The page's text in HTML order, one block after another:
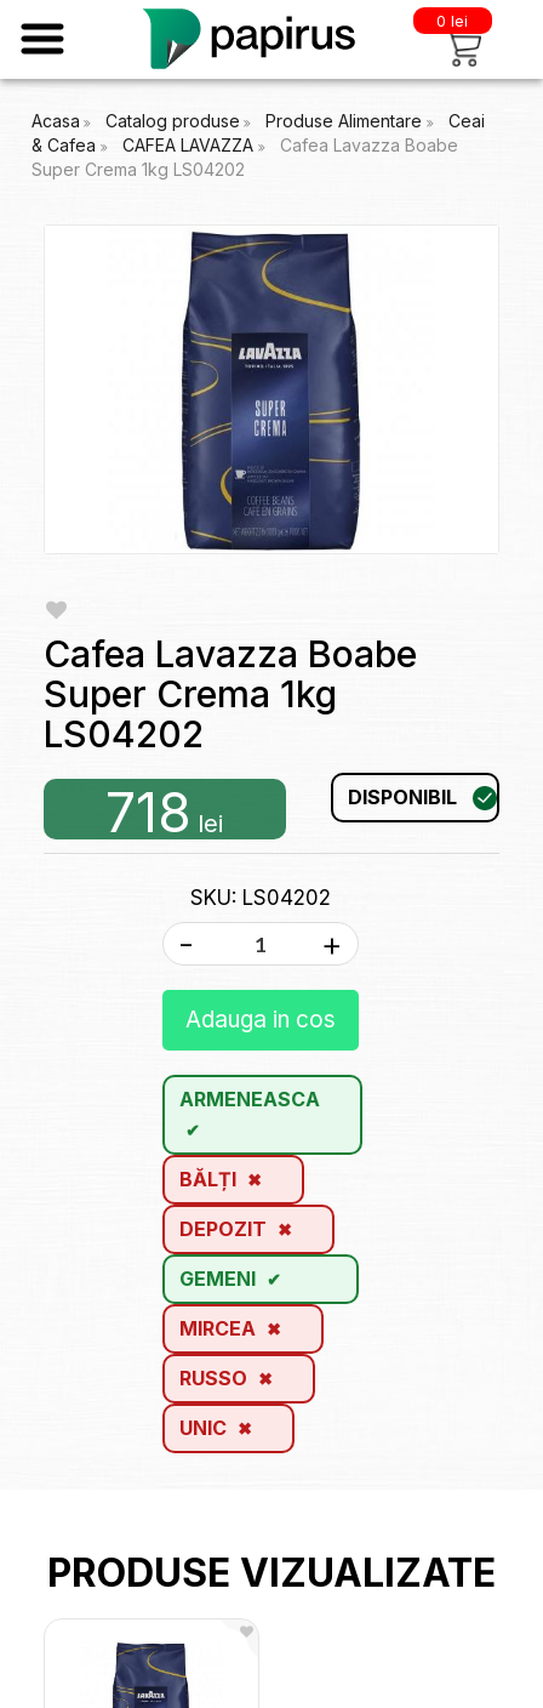
0 lei
Acasa Catalog produse Produse Alimentare
Ceai
& Cafea
CAFEA LAVAZZA
Cafea Lavazza Boabe
Super Crema 1kg LS04202
Cafea Lavazza Boabe
Super Crema 1kg
LS04202
718 lei
DISPONIBIL
SKU: LS04202
- +
Adauga in cos
ARMENEASCA
BĂLȚI
DEPOZIT
GEMENI
MIRCEA
RUSSO
UNIC
PRODUSE VIZUALIZATE